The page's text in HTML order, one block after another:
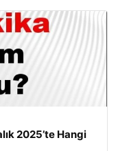
2025’te Hangi